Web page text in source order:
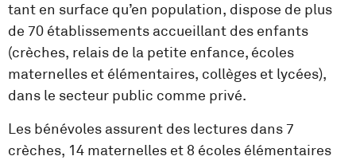
tant en surface qu’en population, dispose de plus
de 70 établissements accueillant des enfants
(crèches, relais de la petite enfance, écoles
maternelles et élémentaires, collèges et lycées),
dans le secteur public comme privé.
Les bénévoles assurent des lectures dans 7
crèches, 14 maternelles et 8 écoles élémentaires